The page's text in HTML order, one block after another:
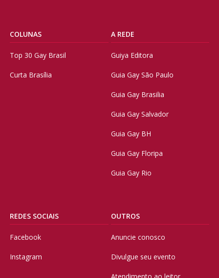
COLUNAS
Top 30 Gay Brasil
Curta Brasília
A REDE
Guiya Editora
Guia Gay São Paulo
Guia Gay Brasilia
Guia Gay Salvador
Guia Gay BH
Guia Gay Floripa
Guia Gay Rio
REDES SOCIAIS
Facebook
Instagram
OUTROS
Anuncie conosco
Divulgue seu evento
Atendimento ao leitor